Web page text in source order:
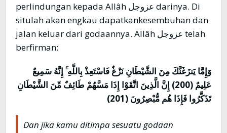
perlindungan kepada Allâh عزوجل darinya. Di
situlah akan engkau dapatkankesembuhan dan
jalan keluar dari godaannya. Allâh عزوجل telah
berfirman:
وَإِمَّا يَنزَغَنَّكَ مِنَ الشَّيْطَانِ نَزْغٌ فَاسْتَعِذْ بِاللَّهِ ۚ إِنَّهُ سَمِيعٌ
عَلِيمٌ (200) إِنَّ الَّذِينَ اتَّقَوْا إِذَا مَسَّهُمْ طَائِفٌ مِّنَ الشَّيْطَانِ
تَذَكَّرُوا فَإِذَا هُم مُّبْصِرُونَ (201)
Dan jika kamu ditimpa sesuatu godaan